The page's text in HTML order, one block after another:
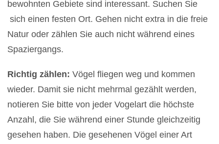
bewohnten Gebiete sind interessant. Suchen Sie
sich einen festen Ort. Gehen nicht extra in die freie
Natur oder zählen Sie auch nicht während eines
Spaziergangs.
Richtig zählen: Vögel fliegen weg und kommen
wieder. Damit sie nicht mehrmal gezählt werden,
notieren Sie bitte von jeder Vogelart die höchste
Anzahl, die Sie während einer Stunde gleichzeitig
gesehen haben. Die gesehenen Vögel einer Art